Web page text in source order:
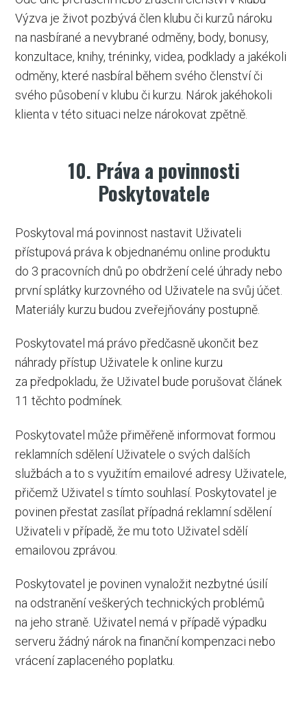
Výzva je život pozbývá člen klubu či kurzů nároku
na nasbírané a nevybrané odměny, body, bonusy,
konzultace, knihy, tréninky, videa, podklady a jakékoli
odměny, které nasbíral během svého členství či
svého působení v klubu či kurzu. Nárok jakéhokoli
klienta v této situaci nelze nárokovat zpětně.
10. Práva a povinnosti
Poskytovatele
Poskytoval má povinnost nastavit Uživateli
přístupová práva k objednanému online produktu
do 3 pracovních dnů po obdržení celé úhrady nebo
první splátky kurzovného od Uživatele na svůj účet.
Materiály kurzu budou zveřejňovány postupně.
Poskytovatel má právo předčasně ukončit bez
náhrady přístup Uživatele k online kurzu
za předpokladu, že Uživatel bude porušovat článek
11 těchto podmínek.
Poskytovatel může přiměřeně informovat formou
reklamních sdělení Uživatele o svých dalších
službách a to s využitím emailové adresy Uživatele,
přičemž Uživatel s tímto souhlasí. Poskytovatel je
povinen přestat zasílat případná reklamní sdělení
Uživateli v případě, že mu toto Uživatel sdělí
emailovou zprávou.
Poskytovatel je povinen vynaložit nezbytné úsilí
na odstranění veškerých technických problémů
na jeho straně. Uživatel nemá v případě výpadku
serveru žádný nárok na finanční kompenzaci nebo
vrácení zaplaceného poplatku.